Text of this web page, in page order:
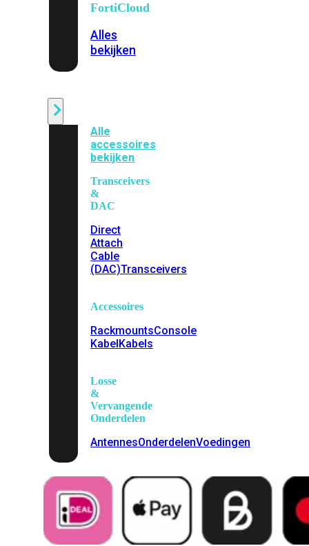
FortiCloud
Alles
bekijken
Alle
accessoires
bekijken
Transceivers
&
DAC
Direct
Attach
Cable
(DAC)Transceivers
Accessoires
RackmountsConsole
KabelKabels
Losse
&
Vervangende
Onderdelen
AntennesOnderdelenVoedingen